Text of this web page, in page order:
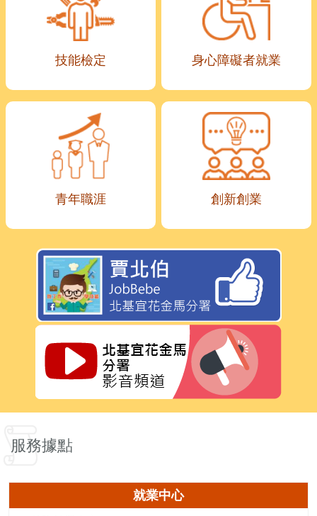
技能檢定 身心障礙者就業
青年職涯 創新創業
服務據點
就業中心